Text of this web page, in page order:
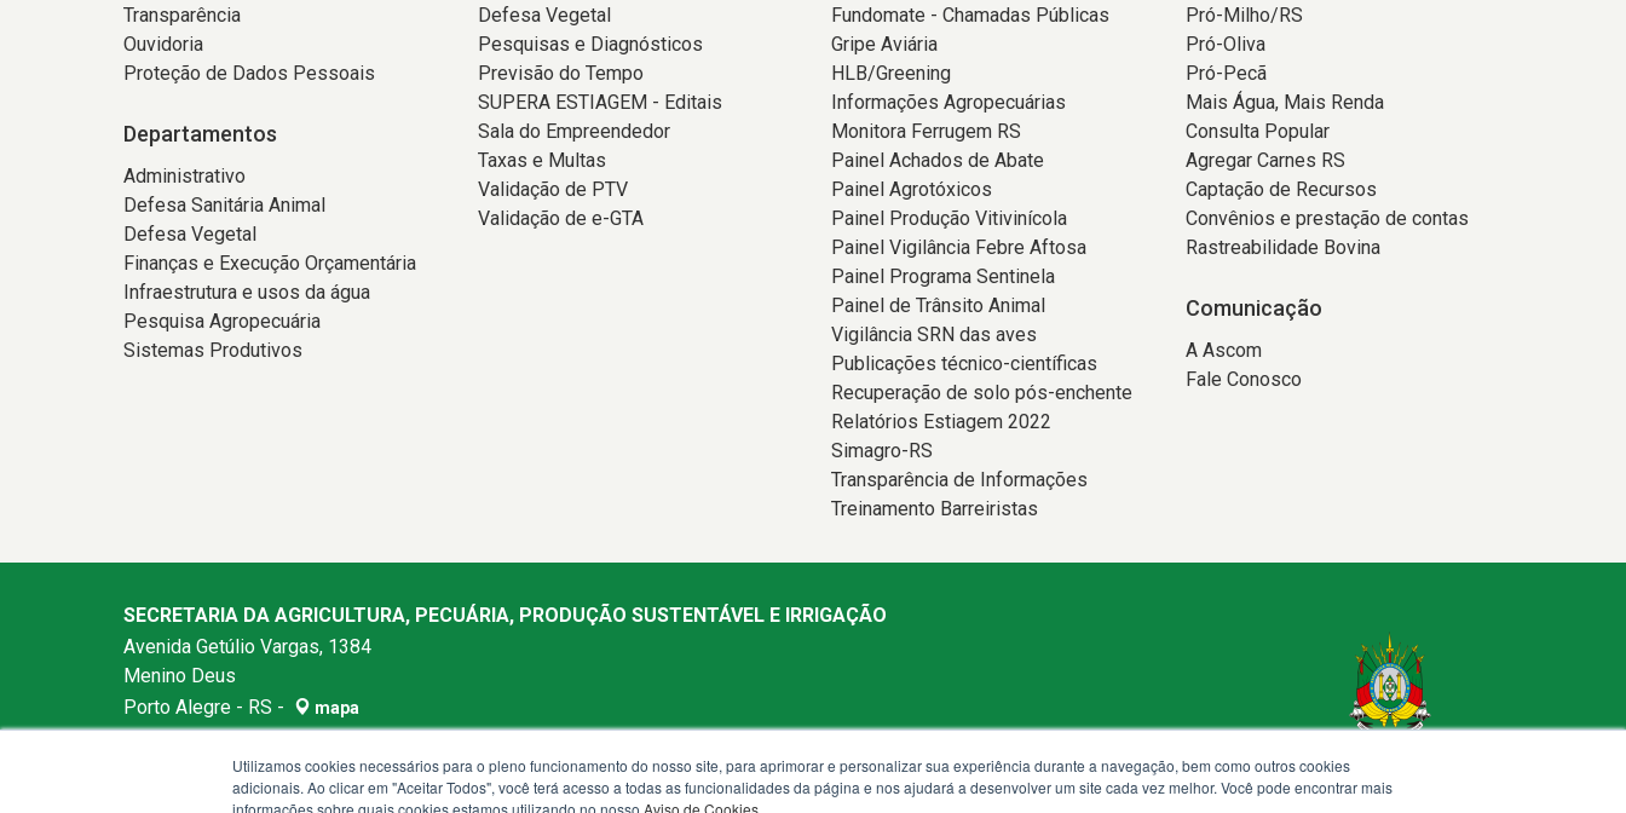
Transparência
Ouvidoria
Proteção de Dados Pessoais
Departamentos
Administrativo
Defesa Sanitária Animal
Defesa Vegetal
Finanças e Execução Orçamentária
Infraestrutura e usos da água
Pesquisa Agropecuária
Sistemas Produtivos
Defesa Vegetal
Pesquisas e Diagnósticos
Previsão do Tempo
SUPERA ESTIAGEM - Editais
Sala do Empreendedor
Taxas e Multas
Validação de PTV
Validação de e-GTA
Fundomate - Chamadas Públicas
Gripe Aviária
HLB/Greening
Informações Agropecuárias
Monitora Ferrugem RS
Painel Achados de Abate
Painel Agrotóxicos
Painel Produção Vitivinícola
Painel Vigilância Febre Aftosa
Painel Programa Sentinela
Painel de Trânsito Animal
Vigilância SRN das aves
Publicações técnico-científicas
Recuperação de solo pós-enchente
Relatórios Estiagem 2022
Simagro-RS
Transparência de Informações
Treinamento Barreiristas
Pró-Milho/RS
Pró-Oliva
Pró-Pecã
Mais Água, Mais Renda
Consulta Popular
Agregar Carnes RS
Captação de Recursos
Convênios e prestação de contas
Rastreabilidade Bovina
Comunicação
A Ascom
Fale Conosco
SECRETARIA DA AGRICULTURA, PECUÁRIA, PRODUÇÃO SUSTENTÁVEL E IRRIGAÇÃO
Avenida Getúlio Vargas, 1384
Menino Deus
Porto Alegre - RS -
mapa
90150-004
(51) 3288-6200
Horários de atendimento: das 8h30 às 12h e das 13h30 às 18h
Utilizamos cookies necessários para o pleno funcionamento do nosso site, para aprimorar e personalizar sua experiência durante a navegação, bem como outros cookies
adicionais. Ao clicar em "Aceitar Todos", você terá acesso a todas as funcionalidades da página e nos ajudará a desenvolver um site cada vez melhor. Você pode encontrar mais
informações sobre quais cookies estamos utilizando no nosso Aviso de Cookies